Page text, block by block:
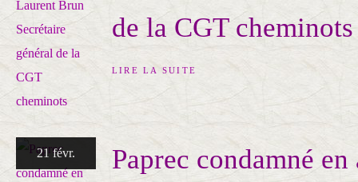
de la CGT cheminots
LIRE LA SUITE
21 févr.
Paprec condamné en